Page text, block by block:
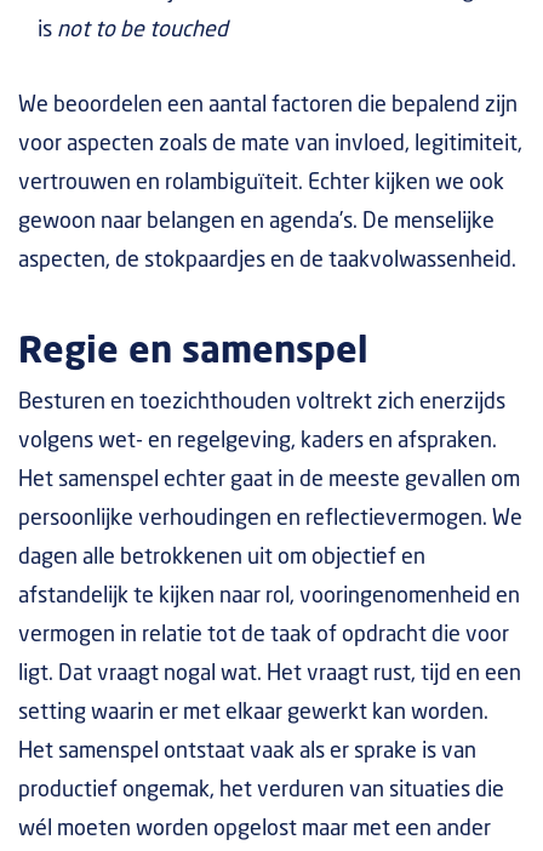
is not to be touched
We beoordelen een aantal factoren die bepalend zijn
voor aspecten zoals de mate van invloed, legitimiteit,
vertrouwen en rolambiguïteit. Echter kijken we ook
gewoon naar belangen en agenda’s. De menselijke
aspecten, de stokpaardjes en de taakvolwassenheid.
Regie en samenspel
Besturen en toezichthouden voltrekt zich enerzijds
volgens wet- en regelgeving, kaders en afspraken.
Het samenspel echter gaat in de meeste gevallen om
persoonlijke verhoudingen en reflectievermogen. We
dagen alle betrokkenen uit om objectief en
afstandelijk te kijken naar rol, vooringenomenheid en
vermogen in relatie tot de taak of opdracht die voor
ligt. Dat vraagt nogal wat. Het vraagt rust, tijd en een
setting waarin er met elkaar gewerkt kan worden.
Het samenspel ontstaat vaak als er sprake is van
productief ongemak, het verduren van situaties die
wél moeten worden opgelost maar met een ander